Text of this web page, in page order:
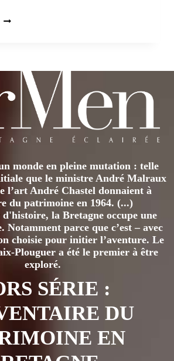
monde en pleine mutation : telle
que le ministre André Malraux
l’art André Chastel donnaient à
du patrimoine en 1964. (...)
d'histoire, la Bretagne occupe une
Notamment parce que c’est – avec
choisie pour initier l’aventure. Le
Plouguer a été le premier à être
exploré.
SÉRIE :
DU
EN